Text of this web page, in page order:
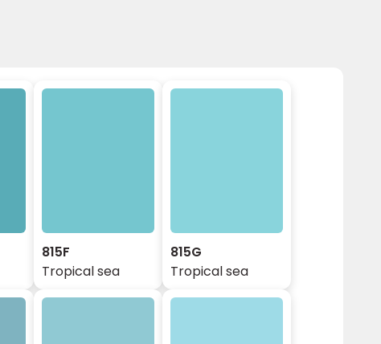
815F
Tropical sea
815G
Tropical sea